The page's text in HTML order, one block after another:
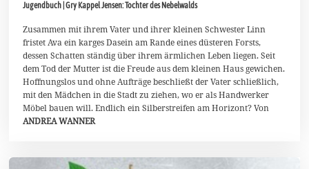
M
r
z
2
0
2
6
Jugendbuch | Gry Kappel Jensen: Tochter des Nebelwalds
Zusammen mit ihrem Vater und ihrer kleinen Schwester Linn
fristet Ava ein karges Dasein am Rande eines düsteren Forsts,
dessen Schatten ständig über ihrem ärmlichen Leben liegen. Seit
dem Tod der Mutter ist die Freude aus dem kleinen Haus gewichen.
Hoffnungslos und ohne Aufträge beschließt der Vater schließlich,
mit den Mädchen in die Stadt zu ziehen, wo er als Handwerker
Möbel bauen will. Endlich ein Silberstreifen am Horizont? Von
ANDREA WANNER